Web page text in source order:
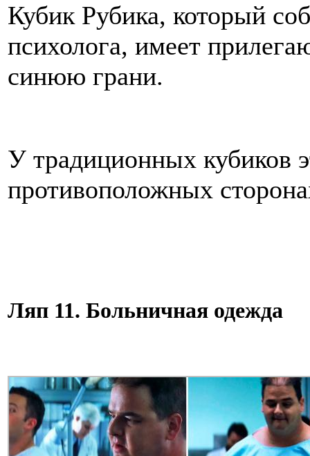
Кубик Рубика, который
психолога, имеет
синюю грани.
У традиционных кубиков
противоположных
Ляп 11. Больничная одежда